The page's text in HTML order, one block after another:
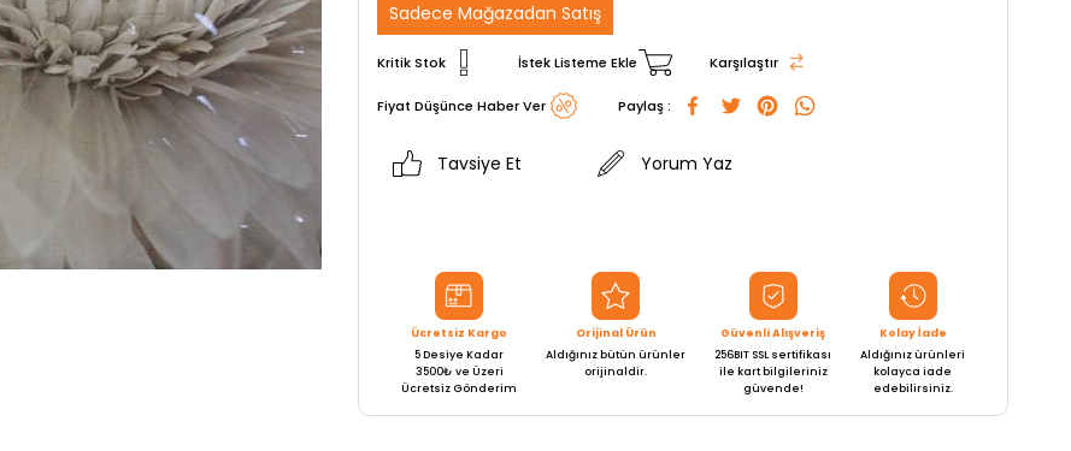
Sadece Mağazadan Satış
Kritik Stok İstek Listeme Ekle Karşılaştır
Fiyat Düşünce Haber Ver Paylaş :
Tavsiye Et Yorum Yaz
Ücretsiz Kargo
5 Desiye Kadar
3500₺ ve Üzeri
Ücretsiz Gönderim
Orijinal Ürün
Aldığınız bütün ürünler
orijinaldir.
Güvenli Alışveriş
256BIT SSL sertifikası
ile kart bilgileriniz
güvende!
Kolay İade
Aldığınız ürünleri
kolayca iade
edebilirsiniz.